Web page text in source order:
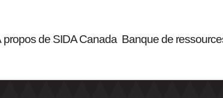
propos de SIDA Canada Banque de